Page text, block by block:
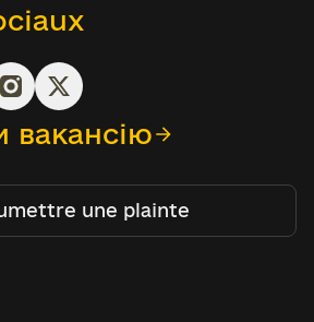
вакансію
une plainte